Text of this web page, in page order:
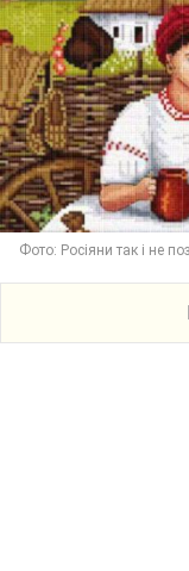
Фото: Росіяни так і не